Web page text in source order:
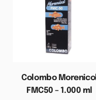
Colombo Morenicol
FMC50 – 1.000 ml